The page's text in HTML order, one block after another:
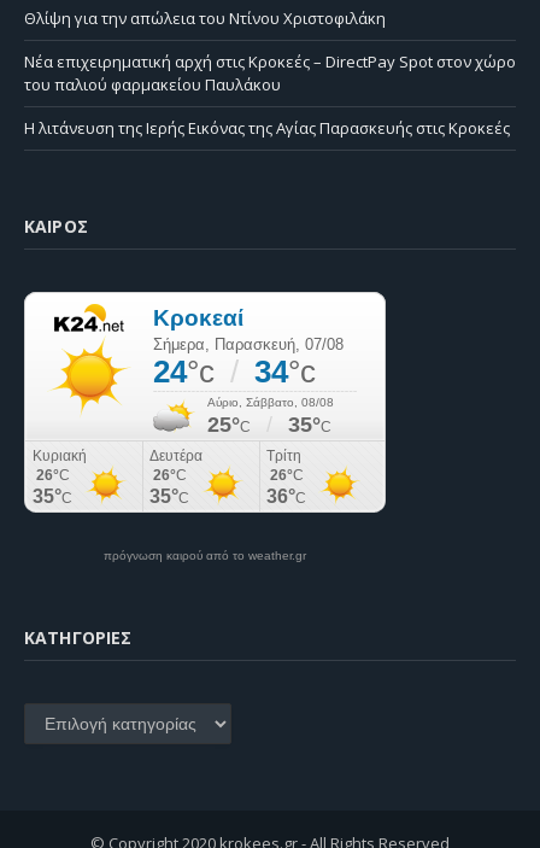
Θλίψη για την απώλεια του Ντίνου Χριστοφιλάκη
Νέα επιχειρηματική αρχή στις Κροκεές – DirectPay Spot στον χώρο
του παλιού φαρμακείου Παυλάκου
Η λιτάνευση της Ιερής Εικόνας της Αγίας Παρασκευής στις Κροκεές
ΚΑΙΡΌΣ
πρόγνωση καιρού από το weather.gr
KΑΤΗΓΟΡΊΕΣ
Kατηγορίες
© Copyright 2020 krokees.gr - All Rights Reserved